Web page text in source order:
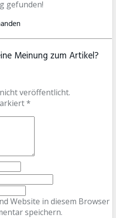
gefunden!
Meinung zum Artikel?
veröffentlicht.
*
Website in diesem Browser
speichern.